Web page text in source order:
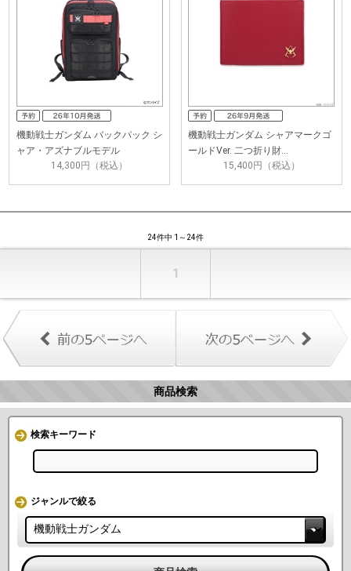
機動戦士ガンダム バックパック シ
ャア・アズナブルモデル
14,300円（税込）
機動戦士ガンダム シャアマークゴ
ールドVer. 二つ折り財…
15,400円（税込）
24件中 1～24件
1
商品検索
検索キーワード
ジャンルで絞る